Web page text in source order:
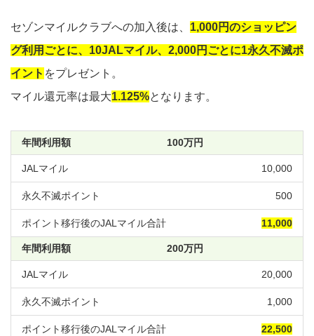
セゾンマイルクラブへの加入後は、 1,000円のショッピン
グ利用ごとに、10JALマイル、2,000円ごとに1永久不滅ポ
イント をプレゼント。
マイル還元率は最大1.125%となります。
100万円
10,000
500
11,000
200万円
20,000
1,000
22,500